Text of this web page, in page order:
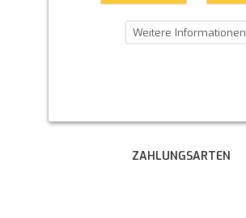
ZAHLUNGSARTEN
Weitere Informationen